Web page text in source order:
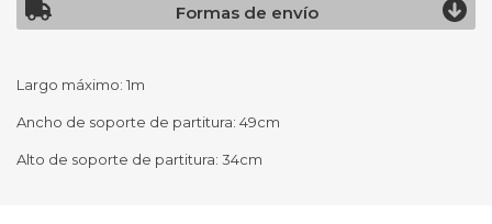
Formas de envío
Largo máximo: 1m
Ancho de soporte de partitura: 49cm
Alto de soporte de partitura: 34cm